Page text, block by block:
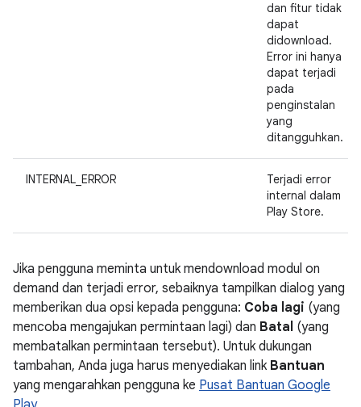
dan fitur tidak
dapat
didownload.
Error ini hanya
dapat terjadi
pada
penginstalan
yang
ditangguhkan.
INTERNAL_ERROR
Terjadi error
internal dalam
Play Store.
Jika pengguna meminta untuk mendownload modul on
demand dan terjadi error, sebaiknya tampilkan dialog yang
memberikan dua opsi kepada pengguna: Coba lagi (yang
mencoba mengajukan permintaan lagi) dan Batal (yang
membatalkan permintaan tersebut). Untuk dukungan
tambahan, Anda juga harus menyediakan link Bantuan
yang mengarahkan pengguna ke Pusat Bantuan Google